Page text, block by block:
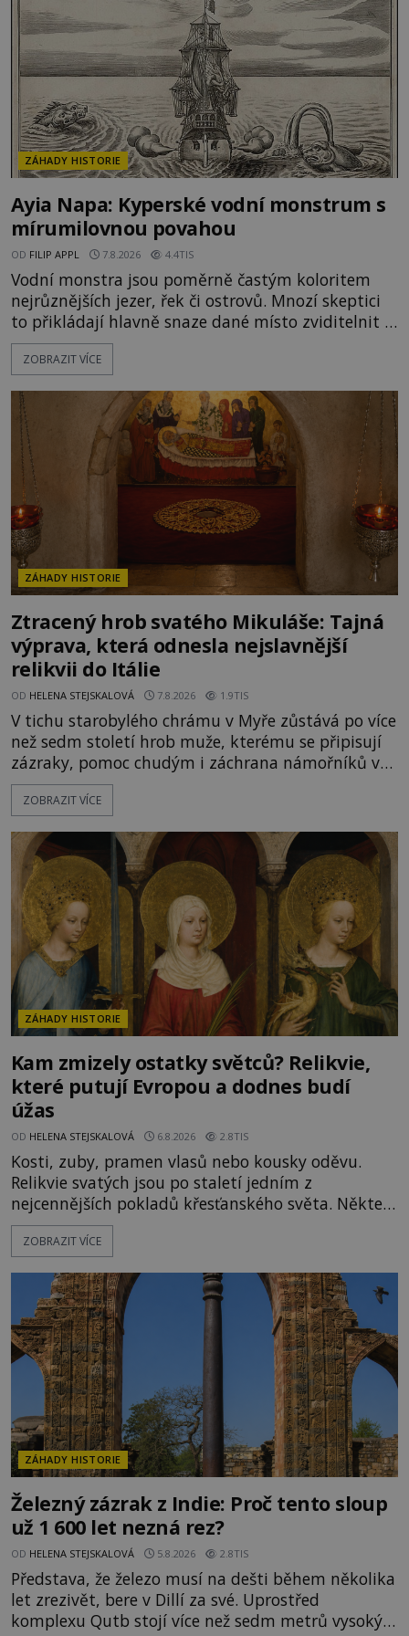
ZÁHADY HISTORIE
Ayia Napa: Kyperské vodní monstrum s
mírumilovnou povahou
OD FILIP APPL 7.8.2026 4.4TIS
Vodní monstra jsou poměrně častým koloritem
nejrůznějších jezer, řek či ostrovů. Mnozí skeptici
to přikládají hlavně snaze dané místo zviditelnit a
přitáhnout k němu pozornost záhadám
nakloněných turistů. Je to také případ kyperského
legendami o něm ukrývat nějaký pravdivý základ?
V blízkosti Mysu Greco, jak se přez
ZOBRAZIT VÍCE
ZÁHADY HISTORIE
Ztracený hrob svatého Mikuláše: Tajná
výprava, která odnesla nejslavnější
relikvii do Itálie
OD HELENA STEJSKALOVÁ 7.8.2026 1.9TIS
V tichu starobylého chrámu v Myře zůstává po více
než sedm století hrob muže, kterému se připisují
zázraky, pomoc chudým i záchrana námořníků v
bouřích. Pak ale přichází rok 1087 a klidné místo
se mění v dějiště podivné noční výpravy. Skupina
Mikuláše a odváží jeho ostatky přes moře do Bari.
Je to zbožná záchrana před nebezpečím, nebo
promyšlená krádež,
ZOBRAZIT VÍCE
ZÁHADY HISTORIE
Kam zmizely ostatky světců? Relikvie,
které putují Evropou a dodnes budí
úžas
OD HELENA STEJSKALOVÁ 6.8.2026 2.8TIS
Kosti, zuby, pramen vlasů nebo kousky oděvu.
Relikvie svatých jsou po staletí jedním z
nejcennějších pokladů křesťanského světa. Některé
mají pečlivě doloženou historii, jiné provází
záhady, krádeže i nečekané objevy. Jejich osudy
o skutečné historické události. Ve středověké
Evropě mají relikvie mimořádnou hodnotu. Nejsou
jen předmětem úcty
ZOBRAZIT VÍCE
ZÁHADY HISTORIE
Železný zázrak z Indie: Proč tento sloup
už 1 600 let nezná rez?
OD HELENA STEJSKALOVÁ 5.8.2026 2.8TIS
Představa, že železo musí na dešti během několika
let zrezivět, bere v Dillí za své. Uprostřed
komplexu Qutb stojí více než sedm metrů vysoký